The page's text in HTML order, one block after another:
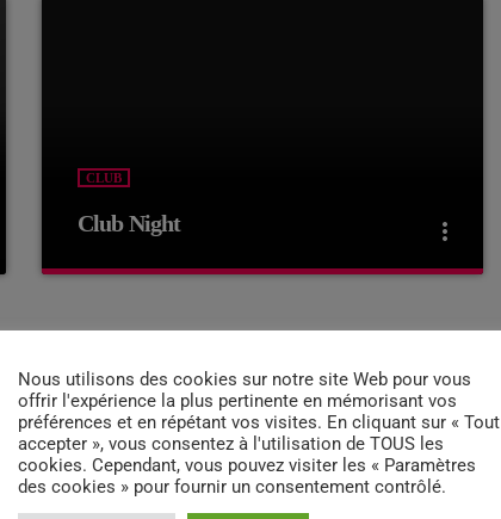
CLUB
Club Night more_vert
For every Show page the timetable is auomatically
generated from the schedule, and you can set
automatic carousels of Podcasts, Articles and
Charts by simply choosing a category.
Nous utilisons des cookies sur notre site Web pour vous
offrir l'expérience la plus pertinente en mémorisant vos
préférences et en répétant vos visites. En cliquant sur « Tout
accepter », vous consentez à l'utilisation de TOUS les
cookies. Cependant, vous pouvez visiter les « Paramètres
des cookies » pour fournir un consentement contrôlé.